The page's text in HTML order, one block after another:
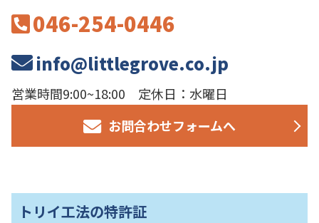
046-254-0446
info@littlegrove.co.jp
営業時間9:00~18:00 定休日：水曜日
お問合わせフォームへ
トリイ工法の特許証